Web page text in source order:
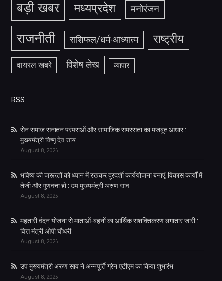
बड़ी खबर मध्यप्रदेश मनोरंजन
राजनीती राशिफल/धर्म-आध्यात्म राष्ट्रीय
वायरल खबरे विशेष लेख व्यापार
RSS
सेन समाज सनातन परंपराओं और सामाजिक समरसता का मजबूत आधार :
मुख्यमंत्री विष्णु देव साय
August 8, 2026
भविष्य की जरूरतों को ध्यान में रखकर दूरदर्शी कार्ययोजना बनाएं, विकास कार्यों में
तेजी और गुणवत्ता हो : उप मुख्यमंत्री अरुण साव
August 8, 2026
महतारी वंदन योजना से माताओं-बहनों का आर्थिक सशक्तिकरण लगातार जारी :
वित्त मंत्री ओपी चौधरी
August 8, 2026
उप मुख्यमंत्री अरुण साव ने अन्नपूर्ति ग्रेन एटीएम का किया शुभारंभ
August 8, 2026